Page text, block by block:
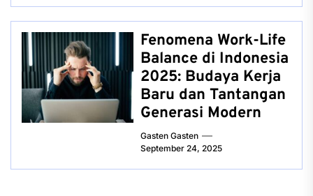
Fenomena Work-Life
Balance di Indonesia
2025: Budaya Kerja
Baru dan Tantangan
Generasi Modern
Gasten Gasten
September 24, 2025